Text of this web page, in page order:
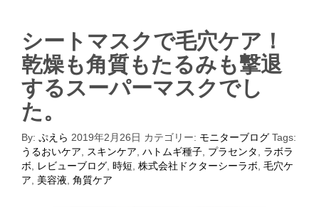
シートマスクで毛穴ケア！
乾燥も角質もたるみも撃退
するスーパーマスクでし
た。
By: ぷえら 2019年2月26日 カテゴリー: モニターブログ Tags:
うるおいケア
スキンケア ハトムギ種子 プラセンタ
ラボラ
ボ
レビューブログ 時短 株式会社ドクターシーラボ 毛穴ケ
ア
美容液 角質ケア